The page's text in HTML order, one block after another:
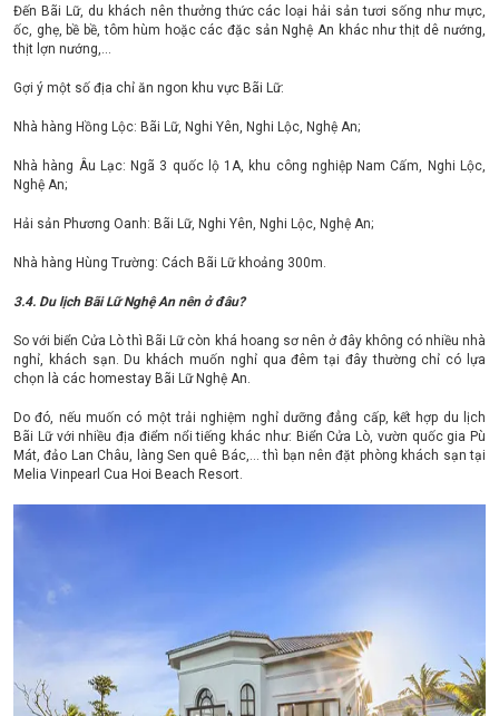
Đến Bãi Lữ, du khách nên thưởng thức các loại hải sản tươi sống như mực,
ốc, ghẹ, bề bề, tôm hùm hoặc các đặc sản Nghệ An khác như thịt dê nướng,
thịt lợn nướng,...
Gợi ý một số địa chỉ ăn ngon khu vực Bãi Lữ:
Nhà hàng Hồng Lộc: Bãi Lữ, Nghi Yên, Nghi Lộc, Nghệ An;
Nhà hàng Âu Lạc: Ngã 3 quốc lộ 1A, khu công nghiệp Nam Cấm, Nghi Lộc,
Nghệ An;
Hải sản Phương Oanh: Bãi Lữ, Nghi Yên, Nghi Lộc, Nghệ An;
Nhà hàng Hùng Trường: Cách Bãi Lữ khoảng 300m.
3.4. Du lịch Bãi Lữ Nghệ An nên ở đâu?
So với biển Cửa Lò thì Bãi Lữ còn khá hoang sơ nên ở đây không có nhiều nhà
nghỉ, khách sạn. Du khách muốn nghỉ qua đêm tại đây thường chỉ có lựa
chọn là các homestay Bãi Lữ Nghệ An.
Do đó, nếu muốn có một trải nghiệm nghỉ dưỡng đẳng cấp, kết hợp du lịch
Bãi Lữ với nhiều địa điểm nổi tiếng khác như: Biển Cửa Lò, vườn quốc gia Pù
Mát, đảo Lan Châu, làng Sen quê Bác,... thì bạn nên đặt phòng khách sạn tại
Melia Vinpearl Cua Hoi Beach Resort.